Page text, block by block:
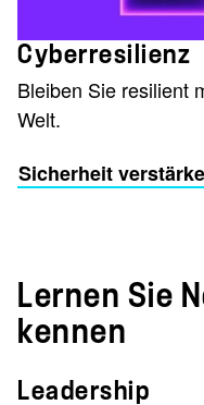
Cyberresilienz
Bleiben Sie resilient
Welt.
Sicherheit
Lernen Sie
kennen
Leadership